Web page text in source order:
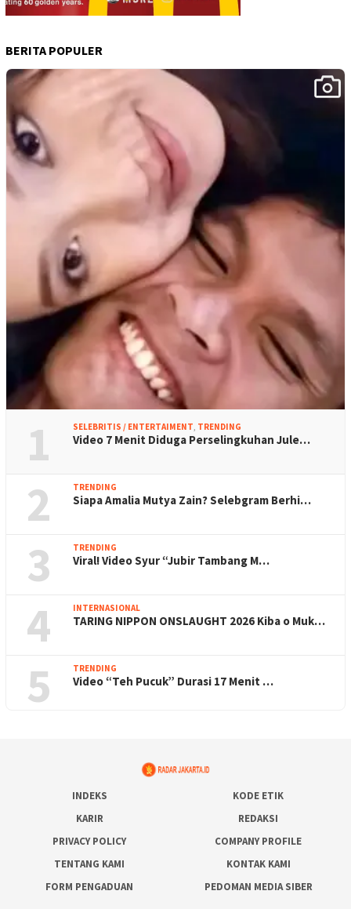
BERITA POPULER
1 SELEBRITIS / ENTERTAIMENT, TRENDING
Video 7 Menit Diduga Perselingkuhan Jule…
2 TRENDING
Siapa Amalia Mutya Zain? Selebgram Berhi…
3 TRENDING
Viral! Video Syur “Jubir Tambang M…
4 INTERNASIONAL
TARING NIPPON ONSLAUGHT 2026 Kiba o Muk…
5 TRENDING
Video “Teh Pucuk” Durasi 17 Menit …
INDEKS
KODE ETIK
KARIR
REDAKSI
PRIVACY POLICY
COMPANY PROFILE
TENTANG KAMI
KONTAK KAMI
FORM PENGADUAN
PEDOMAN MEDIA SIBER